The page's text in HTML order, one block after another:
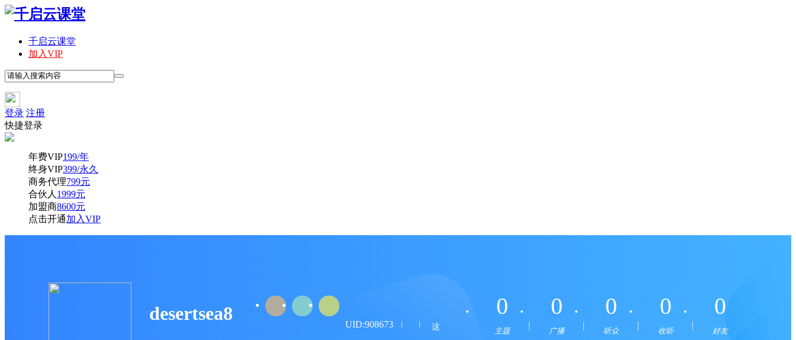
千启云课堂
加入VIP
登录 注册
快捷登录
年费VIP199/年
终身VIP399/永久
商务代理799元
合伙人 1999元
加盟商8600元
点击开通加入VIP
desertsea8 UID:908673
这
0
主题
0
广播
0
听众
0
收听
0
好友